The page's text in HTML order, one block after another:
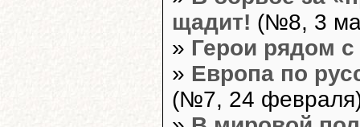
щадит! (№8, 3
» Герои рядом
» Европа по
(№7, 24